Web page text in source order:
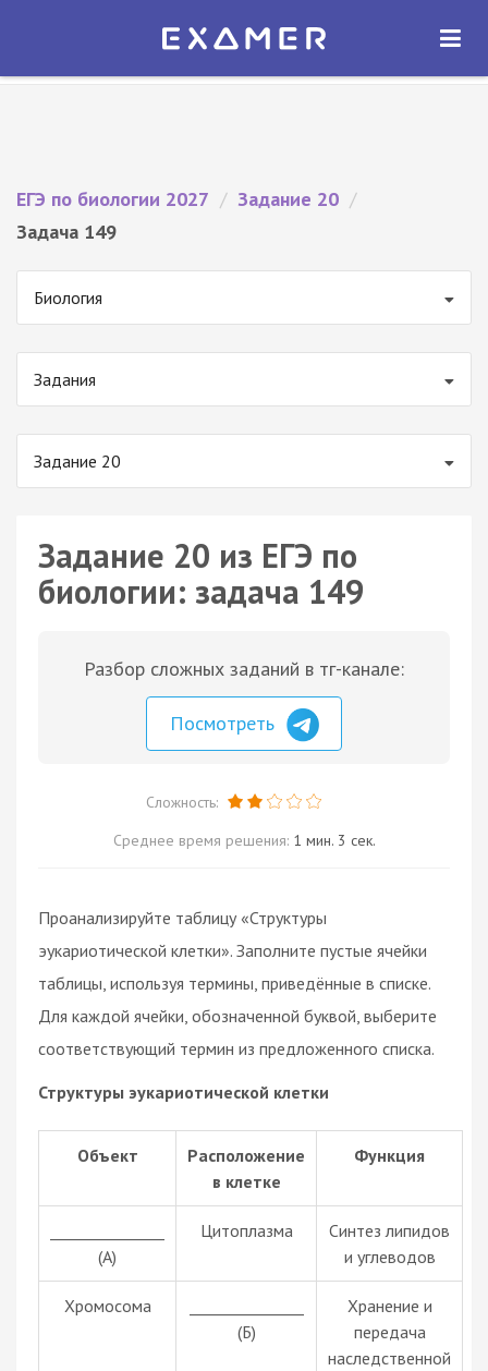
Экзамер — ЕГЭ 2027
ОТКРЫТЬ
ЕГЭ по биологии 2027 / Задание 20 /
Задача 149
Биология
Задания
Задание 20
Задание 20 из ЕГЭ по
биологии: задача 149
Разбор сложных заданий в тг-канале:
Посмотреть
Сложность:
Среднее время решения: 1 мин. 3 сек.
Проанализируйте таблицу «Структуры
эукариотической клетки». Заполните пустые ячейки
таблицы, используя термины, приведённые в списке.
Для каждой ячейки, обозначенной буквой, выберите
соответствующий термин из предложенного списка.
Структуры эукариотической клетки
Объект
Расположение
в клетке
Функция
(А)
Цитоплазма
Синтез липидов
и углеводов
Хромосома
(Б)
Хранение и
передача
наследственной